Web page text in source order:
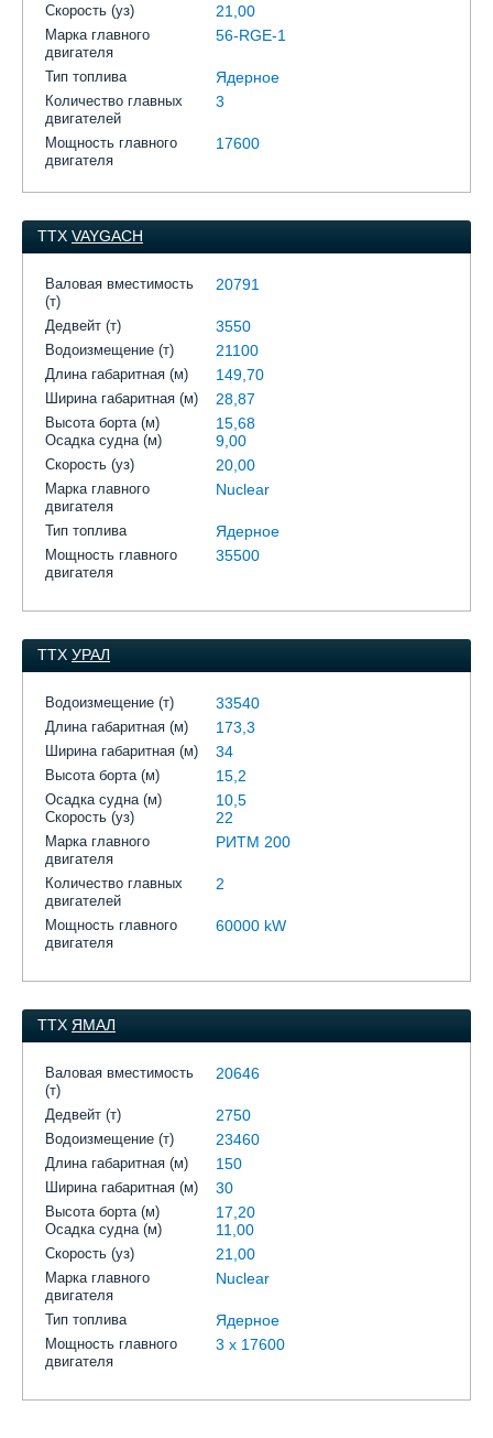
Скорость (уз) 21,00
Марка главного
двигателя
56-RGE-1
Тип топлива Ядерное
Количество главных
двигателей
3
Мощность главного
двигателя
17600
ТТХ VAYGACH
Валовая вместимость
(т)
20791
Дедвейт (т) 3550
Водоизмещение (т) 21100
Длина габаритная (м) 149,70
Ширина габаритная (м) 28,87
Высота борта (м) 15,68
Осадка судна (м) 9,00
Скорость (уз) 20,00
Марка главного
двигателя
Nuclear
Тип топлива Ядерное
Мощность главного
двигателя
35500
ТТХ УРАЛ
Водоизмещение (т) 33540
Длина габаритная (м) 173,3
Ширина габаритная (м) 34
Высота борта (м) 15,2
Осадка судна (м) 10,5
Скорость (уз) 22
Марка главного
двигателя
РИТМ 200
Количество главных
двигателей
2
Мощность главного
двигателя
60000 kW
ТТХ ЯМАЛ
Валовая вместимость
(т)
20646
Дедвейт (т) 2750
Водоизмещение (т) 23460
Длина габаритная (м) 150
Ширина габаритная (м) 30
Высота борта (м) 17,20
Осадка судна (м) 11,00
Скорость (уз) 21,00
Марка главного
двигателя
Nuclear
Тип топлива Ядерное
Мощность главного
двигателя
3 x 17600